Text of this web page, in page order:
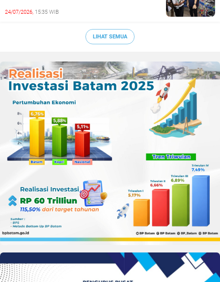
Siapkan Lulusan Siap Kerja
24/07/2026, 15:35 WIB
LIHAT SEMUA